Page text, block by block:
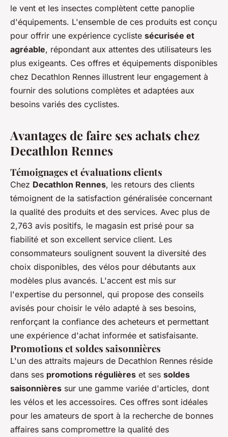
le vent et les insectes complètent cette panoplie
d'équipements. L'ensemble de ces produits est conçu
pour offrir une expérience cycliste sécurisée et
agréable, répondant aux attentes des utilisateurs les
plus exigeants. Ces offres et équipements disponibles
chez Decathlon Rennes illustrent leur engagement à
fournir des solutions complètes et adaptées aux
besoins variés des cyclistes.
Avantages de faire ses achats chez
Decathlon Rennes
Témoignages et évaluations clients
Chez Decathlon Rennes, les retours des clients
témoignent de la satisfaction généralisée concernant
la qualité des produits et des services. Avec plus de
2,763 avis positifs, le magasin est prisé pour sa
fiabilité et son excellent service client. Les
consommateurs soulignent souvent la diversité des
choix disponibles, des vélos pour débutants aux
modèles plus avancés. L'accent est mis sur
l'expertise du personnel, qui propose des conseils
avisés pour choisir le vélo adapté à ses besoins,
renforçant la confiance des acheteurs et permettant
une expérience d'achat informée et satisfaisante.
Promotions et soldes saisonnières
L'un des attraits majeurs de Decathlon Rennes réside
dans ses promotions régulières et ses soldes
saisonnières sur une gamme variée d'articles, dont
les vélos et les accessoires. Ces offres sont idéales
pour les amateurs de sport à la recherche de bonnes
affaires sans compromettre la qualité des